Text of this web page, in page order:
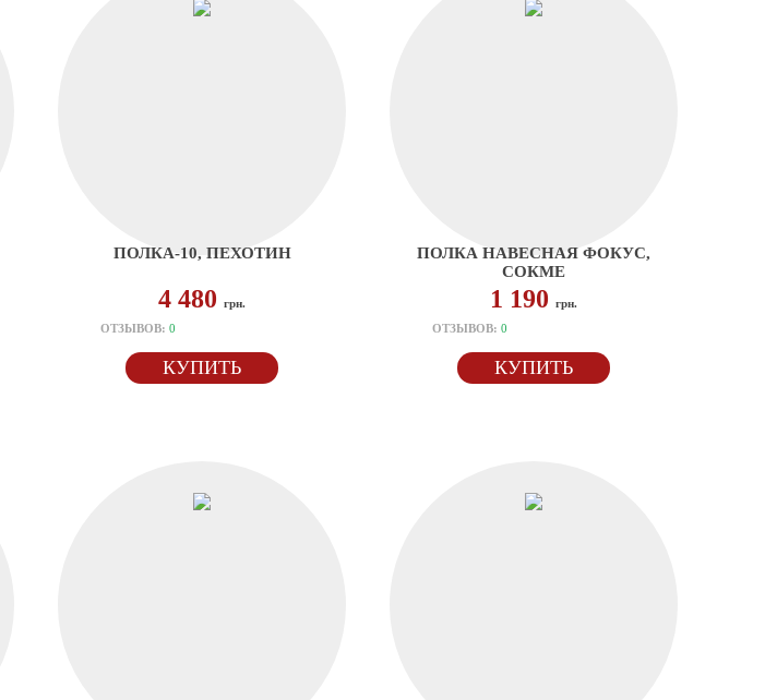
ПОЛКА-10, ПЕХОТИН
4 480 грн.
ОТЗЫВОВ: 0
КУПИТЬ
ПОЛКА НАВЕСНАЯ ФОКУС,
СОКМЕ
1 190 грн.
ОТЗЫВОВ: 0
КУПИТЬ